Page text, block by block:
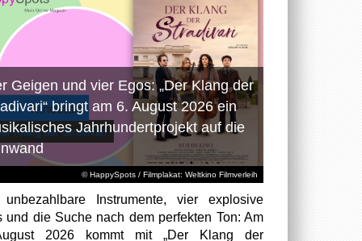
© HappySpots / Filmplakat: Weltkino Filmverleih
Geigen und vier Egos: „Der Klang der
bringt am 6. August 2026 ein
Jahrhundertprojekt auf die
Instrumente, vier explosive
und die Suche nach dem perfekten Ton: Am
2026 kommt mit „Der Klang der